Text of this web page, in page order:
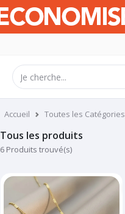
Accueil Toutes les Catégories
Tous les produits
6 Produits trouvé(s)